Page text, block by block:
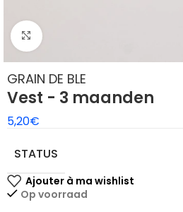
Klik om te vergroten
GRAIN DE BLE
Vest - 3 maanden
5,20€
STATUS
Op voorraad